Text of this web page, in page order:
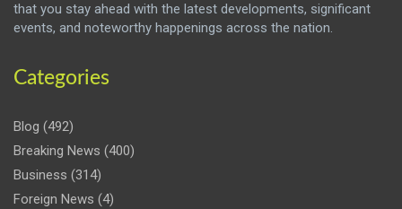
that you stay ahead with the latest developments, significant
events, and noteworthy happenings across the nation.
Categories
Blog (492)
Breaking News (400)
Business (314)
Foreign News (4)